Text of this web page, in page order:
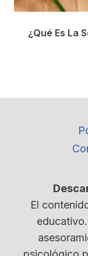
¿Qué Es La
El